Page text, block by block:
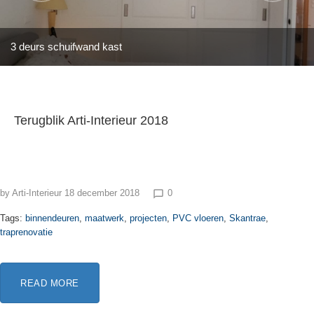
3 deurs schuifwand kast
Terugblik Arti-Interieur 2018
by Arti-Interieur 18 december 2018 chat_bubble_outline 0
Tags: binnendeuren, maatwerk, projecten, PVC vloeren, Skantrae,
traprenovatie
READ MORE